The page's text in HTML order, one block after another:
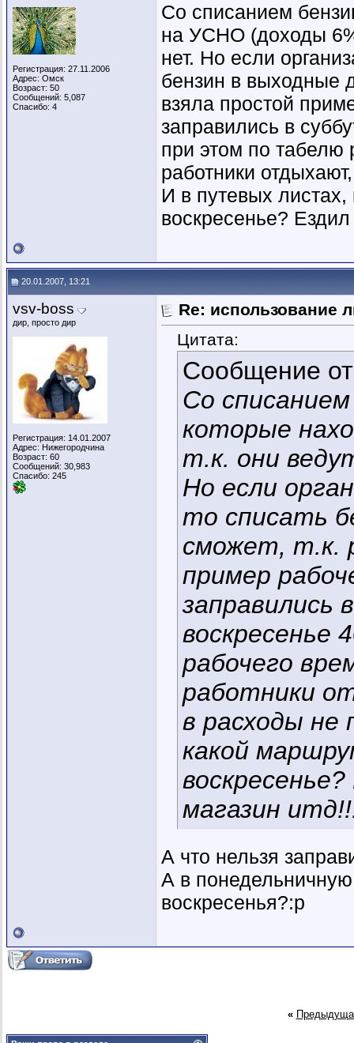
Регистрация: 27.11.2006
Адрес: Омск
Возраст: 50
Сообщений: 5,087
Спасибо: 4
Со списанием
на УСНО (доходы
нет. Но если
бензин в выходные
взяла простой
заправились в
при этом по табелю
работники
И в путевых
воскресенье?
20.01.2007, 13:21
vsv-boss
дир, просто дир
Регистрация: 14.01.2007
Адрес: Нижегородчина
Возраст: 60
Сообщений: 30,983
Спасибо: 245
Re: использование
Цитата:
Сообщение
Со
которые
т.к. они
Но если
то списать
сможет, т.к.
пример
заправились
воскресенье
рабочего
работники
в расходы
какой
магазин
А что нельзя
А в
воскресенья?:p
«